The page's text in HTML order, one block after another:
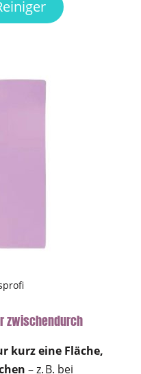
zwischendurch
kurz eine Fläche,
– z. B. bei